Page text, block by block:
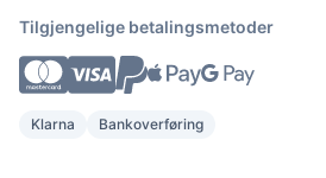
Tilgjengelige betalingsmetoder
Klarna Bankoverføring